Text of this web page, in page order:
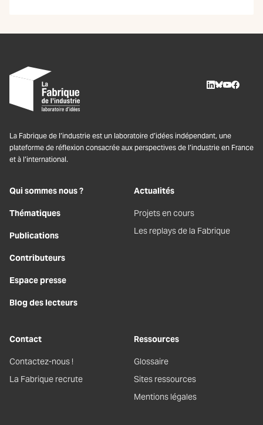
La Fabrique de l’industrie est un laboratoire d’idées indépendant, une
plateforme de réflexion consacrée aux perspectives de l’industrie en France
et à l’international.
Qui sommes nous ?
Thématiques
Publications
Contributeurs
Espace presse
Blog des lecteurs
Actualités
Projets en cours
Les replays de la Fabrique
Contact
Contactez-nous !
La Fabrique recrute
Ressources
Glossaire
Sites ressources
Mentions légales